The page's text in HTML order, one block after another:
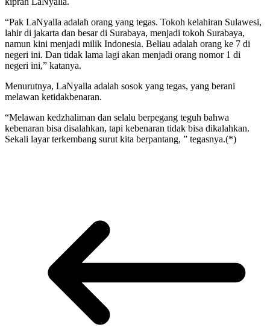
“Pak LaNyalla adalah orang yang tegas. Tokoh kelahiran Sulawesi,
lahir di jakarta dan besar di Surabaya, menjadi tokoh Surabaya,
namun kini menjadi milik Indonesia. Beliau adalah orang ke 7 di
negeri ini. Dan tidak lama lagi akan menjadi orang nomor 1 di
negeri ini,” katanya.
Menurutnya, LaNyalla adalah sosok yang tegas, yang berani
melawan ketidakbenaran.
“Melawan kedzhaliman dan selalu berpegang teguh bahwa
kebenaran bisa disalahkan, tapi kebenaran tidak bisa dikalahkan.
Sekali layar terkembang surut kita berpantang, ” tegasnya.(*)